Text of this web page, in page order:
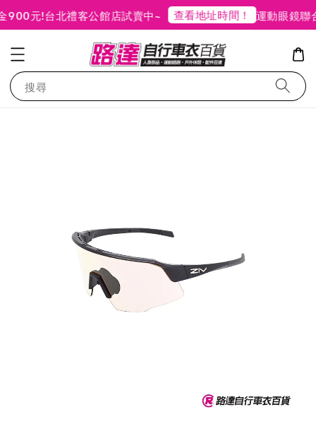
元!台北禮客公館店試賣中~ 查看地址時間！ 運動眼鏡聯合
搜尋